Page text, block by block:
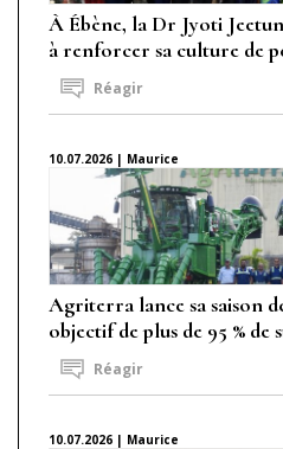
À Ébène, la Dr Jyoti
à renforcer sa culture de
Réagir
10.07.2026 | Maurice
Agriterra lance sa saison
objectif de plus de 95 % de
Réagir
10.07.2026 | Maurice